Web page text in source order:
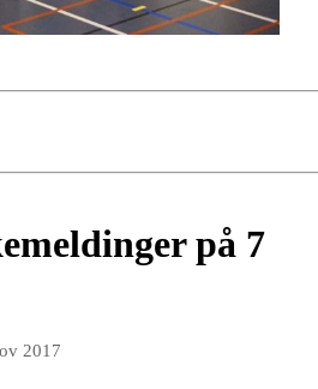
på 7
2017